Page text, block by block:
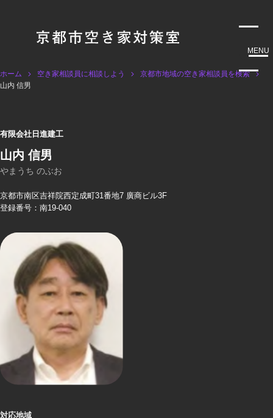
MENU
ホーム 空き家相談員に相談しよう
京都市地域の空き家相談員を検索
山内 信男
有限会社日進建工
山内 信男
やまうち のぶお
京都市南区吉祥院西定成町31番地7 廣商ビル3F
登録番号：南19-040
対応地域